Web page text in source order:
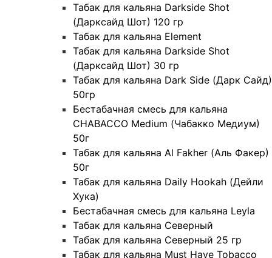
Табак для кальяна Darkside Shot
(Дарксайд Шот) 120 гр
Табак для кальяна Element
Табак для кальяна Darkside Shot
(Дарксайд Шот) 30 гр
Табак для кальяна Dark Side (Дарк Сайд)
50гр
Бестабачная смесь для кальяна
CHABACCO Medium (Чабакко Медиум)
50г
Табак для кальяна Al Fakher (Аль Факер)
50г
Табак для кальяна Daily Hookah (Дейли
Хука)
Бестабачная смесь для кальяна Leyla
Табак для кальяна Северный
Табак для кальяна Северный 25 гр
Табак для кальяна Must Have Tobacco